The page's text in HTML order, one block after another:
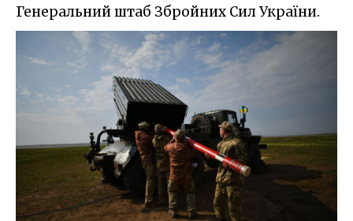
Генеральний штаб Збройних Сил України.